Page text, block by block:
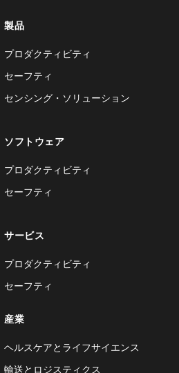
製品
プロダクティビティ
セーフティ
センシング・ソリューション
ソフトウェア
プロダクティビティ
セーフティ
サービス
プロダクティビティ
セーフティ
産業
ヘルスケアとライフサイエンス
輸送とロジスティクス